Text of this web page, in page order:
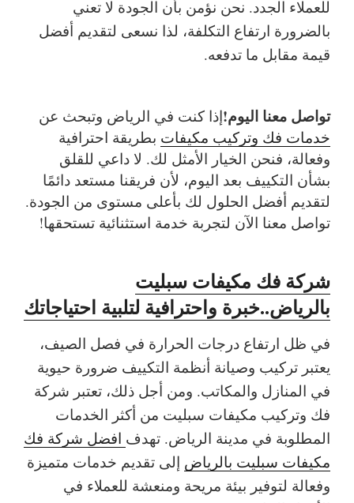
للعملاء الجدد. نحن نؤمن بأن الجودة لا تعني
بالضرورة ارتفاع التكلفة، لذا نسعى لتقديم أفضل
قيمة مقابل ما تدفعه.
تواصل معنا اليوم!إذا كنت في الرياض وتبحث عن
خدمات فك وتركيب مكيفات بطريقة احترافية
وفعالة، فنحن الخيار الأمثل لك. لا داعي للقلق
بشأن التكييف بعد اليوم، لأن فريقنا مستعد دائمًا
لتقديم أفضل الحلول لك بأعلى مستوى من الجودة.
تواصل معنا الآن لتجربة خدمة استثنائية تستحقها!
شركة فك مكيفات سبليت
بالرياض..خبرة واحترافية لتلبية احتياجاتك
في ظل ارتفاع درجات الحرارة في فصل الصيف،
يعتبر تركيب وصيانة أنظمة التكييف ضرورة حيوية
في المنازل والمكاتب. ومن أجل ذلك، تعتبر شركة
فك وتركيب مكيفات سبليت من أكثر الخدمات
المطلوبة في مدينة الرياض. تهدف افضل شركة فك
مكيفات سبليت بالرياض إلى تقديم خدمات متميزة
وفعالة لتوفير بيئة مريحة ومنعشة للعملاء في